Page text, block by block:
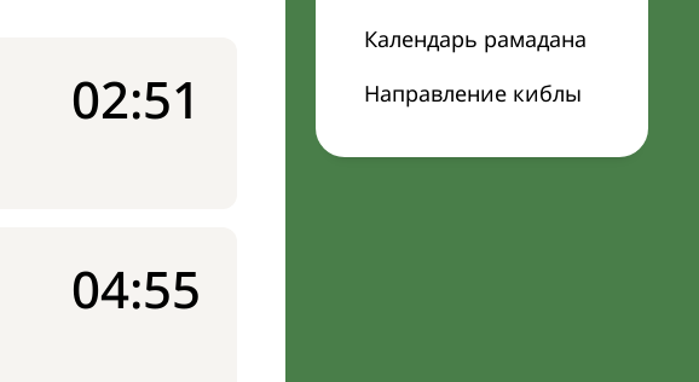
Календарь рамадана
Направление киблы
02:51
04:55